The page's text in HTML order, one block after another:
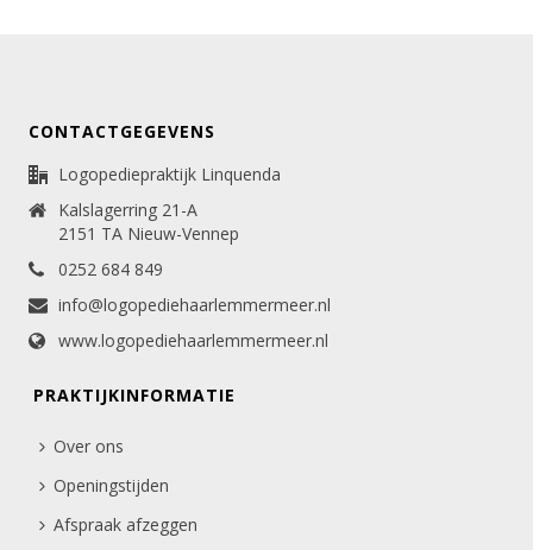
CONTACTGEGEVENS
Logopediepraktijk Linquenda
Kalslagerring 21-A
2151 TA Nieuw-Vennep
0252 684 849
info@logopediehaarlemmermeer.nl
www.logopediehaarlemmermeer.nl
PRAKTIJKINFORMATIE
Over ons
Openingstijden
Afspraak afzeggen